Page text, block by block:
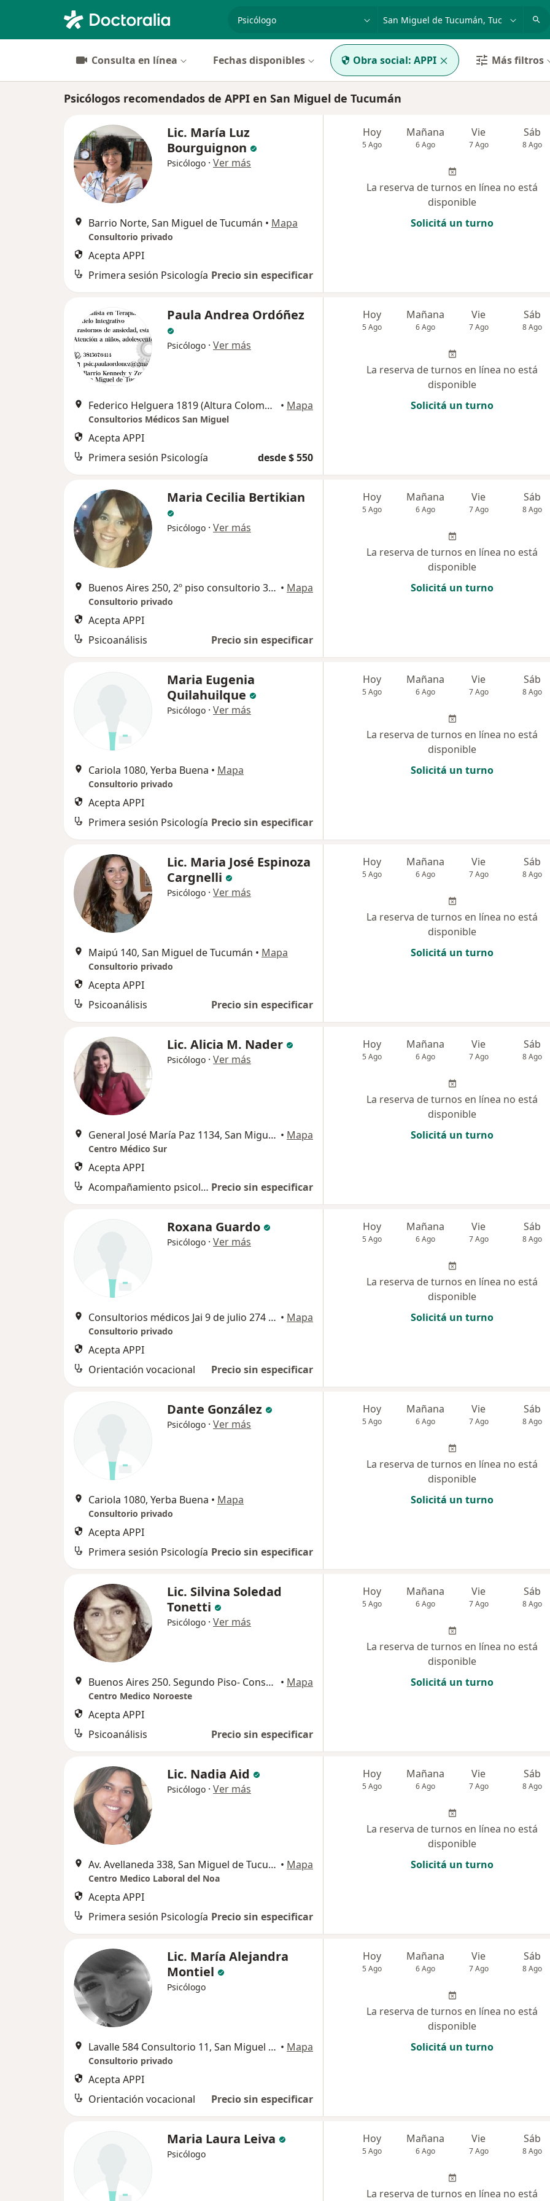
especialidad, enfermedad o nombre
Consulta en línea Fechas disponibles Obra social: APPI Más filtros
Psicólogos recomendados de APPI en San Miguel de Tucumán
Lic. María Luz
Bourguignon
Psicólogo · Ver más
Barrio Norte, San Miguel de Tucumán • Mapa
Consultorio privado
Acepta APPI
Primera sesión Psicología Precio sin especificar
Hoy
5 Ago
Mañana
6 Ago
Vie
7 Ago
Sáb
8 Ago
La reserva de turnos en línea no está
disponible
Solicitá un turno
Paula Andrea Ordóñez
Psicólogo · Ver más
Federico Helguera 1819 (Altura Colombia al 3200), San Miguel de Tucumán • Mapa
Consultorios Médicos San Miguel
Acepta APPI
Primera sesión Psicología
desde $ 550
Hoy
5 Ago
Mañana
6 Ago
Vie
7 Ago
Sáb
8 Ago
La reserva de turnos en línea no está
disponible
Solicitá un turno
Maria Cecilia Bertikian
Psicólogo · Ver más
Buenos Aires 250, 2º piso consultorio 307, San Miguel de Tucumán • Mapa
Consultorio privado
Acepta APPI
Psicoanálisis
Precio sin especificar
Hoy
5 Ago
Mañana
6 Ago
Vie
7 Ago
Sáb
8 Ago
La reserva de turnos en línea no está
disponible
Solicitá un turno
Maria Eugenia
Quilahuilque
Psicólogo · Ver más
Cariola 1080, Yerba Buena • Mapa
Consultorio privado
Acepta APPI
Primera sesión Psicología Precio sin especificar
Hoy
5 Ago
Mañana
6 Ago
Vie
7 Ago
Sáb
8 Ago
La reserva de turnos en línea no está
disponible
Solicitá un turno
Lic. Maria José Espinoza
Cargnelli
Psicólogo · Ver más
Maipú 140, San Miguel de Tucumán • Mapa
Consultorio privado
Acepta APPI
Psicoanálisis
Precio sin especificar
Hoy
5 Ago
Mañana
6 Ago
Vie
7 Ago
Sáb
8 Ago
La reserva de turnos en línea no está
disponible
Solicitá un turno
Lic. Alicia M. Nader
Psicólogo · Ver más
General José María Paz 1134, San Miguel de Tucumán • Mapa
Centro Médico Sur
Acepta APPI
Acompañamiento psicológico Precio sin especificar
Hoy
5 Ago
Mañana
6 Ago
Vie
7 Ago
Sáb
8 Ago
La reserva de turnos en línea no está
disponible
Solicitá un turno
Roxana Guardo
Psicólogo · Ver más
Consultorios médicos Jai 9 de julio 274 consultorio 19, San Miguel de Tucumán • Mapa
Consultorio privado
Acepta APPI
Orientación vocacional
Precio sin especificar
Hoy
5 Ago
Mañana
6 Ago
Vie
7 Ago
Sáb
8 Ago
La reserva de turnos en línea no está
disponible
Solicitá un turno
Dante González
Psicólogo · Ver más
Cariola 1080, Yerba Buena • Mapa
Consultorio privado
Acepta APPI
Primera sesión Psicología Precio sin especificar
Hoy
5 Ago
Mañana
6 Ago
Vie
7 Ago
Sáb
8 Ago
La reserva de turnos en línea no está
disponible
Solicitá un turno
Lic. Silvina Soledad
Tonetti
Psicólogo · Ver más
Buenos Aires 250. Segundo Piso- Consultorio 307, San Miguel de Tucumán • Mapa
Centro Medico Noroeste
Acepta APPI
Psicoanálisis
Precio sin especificar
Hoy
5 Ago
Mañana
6 Ago
Vie
7 Ago
Sáb
8 Ago
La reserva de turnos en línea no está
disponible
Solicitá un turno
Lic. Nadia Aid
Psicólogo · Ver más
Av. Avellaneda 338, San Miguel de Tucumán • Mapa
Centro Medico Laboral del Noa
Acepta APPI
Primera sesión Psicología Precio sin especificar
Hoy
5 Ago
Mañana
6 Ago
Vie
7 Ago
Sáb
8 Ago
La reserva de turnos en línea no está
disponible
Solicitá un turno
Lic. María Alejandra
Montiel
Psicólogo
Lavalle 584 Consultorio 11, San Miguel de Tucumán • Mapa
Consultorio privado
Acepta APPI
Orientación vocacional
Precio sin especificar
Hoy
5 Ago
Mañana
6 Ago
Vie
7 Ago
Sáb
8 Ago
La reserva de turnos en línea no está
disponible
Solicitá un turno
Maria Laura Leiva
Psicólogo
Hoy
5 Ago
Mañana
6 Ago
Vie
7 Ago
Sáb
8 Ago
La reserva de turnos en línea no está